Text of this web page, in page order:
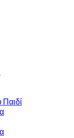
Παιδί